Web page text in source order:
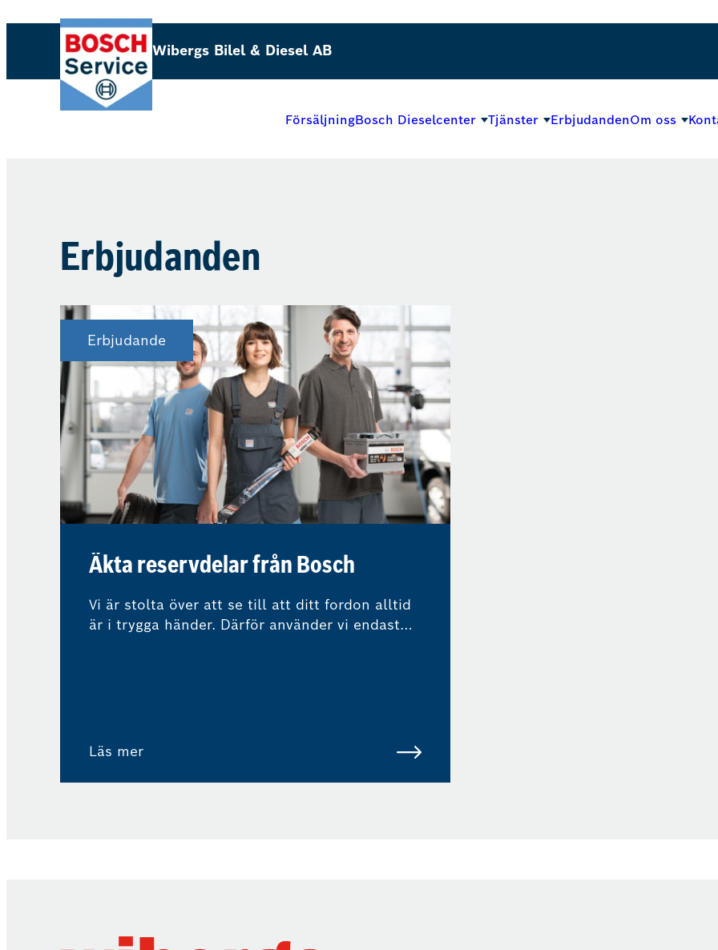
Wibergs Bilel & Diesel AB
FörsäljningBosch Dieselcenter Tjänster ErbjudandenOm oss
Erbjudanden
Erbjudande
Äkta reservdelar från Bosch
Vi är stolta över att se till att ditt fordon alltid
är i trygga händer. Därför använder vi endast
Läs mer